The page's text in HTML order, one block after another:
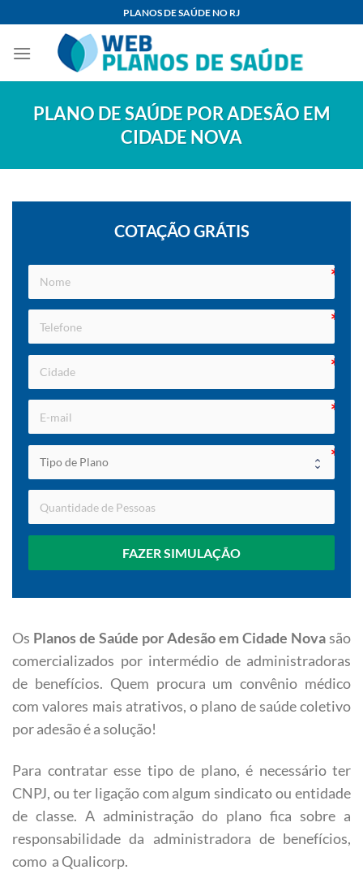
content
PLANOS DE SAÚDE NO RJ
PLANO DE SAÚDE POR ADESÃO EM
CIDADE NOVA
COTAÇÃO GRÁTIS
FAZER SIMULAÇÃO
Os Planos de Saúde por Adesão em Cidade Novasão
comercializados por intermédio de administradoras
de benefícios. Quem procura um convênio médico
com valores mais atrativos, o plano de saúde coletivo
por adesão é a solução!
Para contratar esse tipo de plano, é necessário ter
CNPJ, ou ter ligação com algum sindicato ou entidade
de classe. A administração do plano fica sobre a
responsabilidade da administradora de benefícios,
como a Qualicorp.